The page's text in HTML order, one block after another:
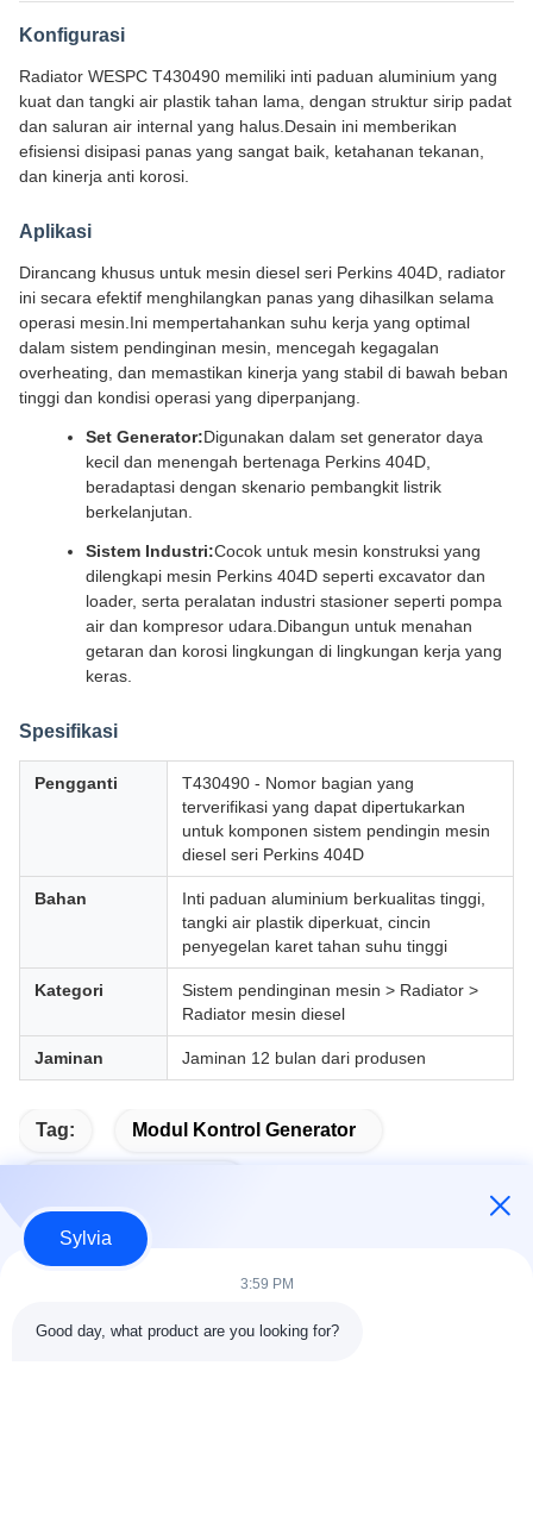
Konfigurasi
Radiator WESPC T430490 memiliki inti paduan aluminium yang
kuat dan tangki air plastik tahan lama, dengan struktur sirip padat
dan saluran air internal yang halus.Desain ini memberikan
efisiensi disipasi panas yang sangat baik, ketahanan tekanan,
dan kinerja anti korosi.
Aplikasi
Dirancang khusus untuk mesin diesel seri Perkins 404D, radiator
ini secara efektif menghilangkan panas yang dihasilkan selama
operasi mesin.Ini mempertahankan suhu kerja yang optimal
dalam sistem pendinginan mesin, mencegah kegagalan
overheating, dan memastikan kinerja yang stabil di bawah beban
tinggi dan kondisi operasi yang diperpanjang.
Set Generator:Digunakan dalam set generator daya
kecil dan menengah bertenaga Perkins 404D,
beradaptasi dengan skenario pembangkit listrik
berkelanjutan.
Sistem Industri:Cocok untuk mesin konstruksi yang
dilengkapi mesin Perkins 404D seperti excavator dan
loader, serta peralatan industri stasioner seperti pompa
air dan kompresor udara.Dibangun untuk menahan
getaran dan korosi lingkungan di lingkungan kerja yang
keras.
Spesifikasi
Pengganti
T430490 - Nomor bagian yang
terverifikasi yang dapat dipertukarkan
untuk komponen sistem pendingin mesin
diesel seri Perkins 404D
Bahan
Inti paduan aluminium berkualitas tinggi,
tangki air plastik diperkuat, cincin
penyegelan karet tahan suhu tinggi
Kategori
Sistem pendinginan mesin > Radiator >
Radiator mesin diesel
Jaminan Jaminan 12 bulan dari produsen
Tag: Modul Kontrol Generator
Kontak Cepat
Sylvia
3:59 PM
Good day, what product are you looking for?